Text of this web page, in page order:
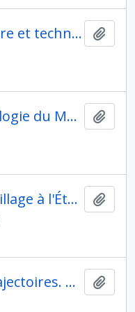
Jacques Tixier. Préhistoire et technologie
Pierre Rouillard. Archéologie du Monde grec archaïque et classique
Jean-Daniel Forest. Du village à l'État au Proche- et Moyen-Orient
Jean-Paul Farruggia. Trajectoires. De la sédentarisation à l'État